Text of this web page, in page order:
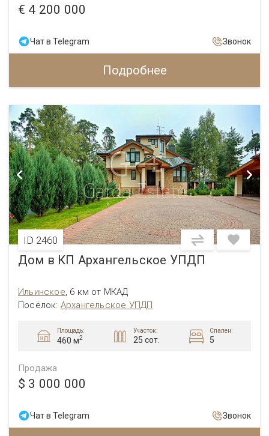
€ 4 200 000
Чат в Telegram Звонок
Подробнее
ID 2460
Дом в КП Архангельское УПДП
Ильинское, 6 км от МКАД
Посёлок: Архангельское УПДП
Площадь:
460 м2
Участок:
25 сот.
Спален:
5
Продажа
$ 3 000 000
Чат в Telegram Звонок